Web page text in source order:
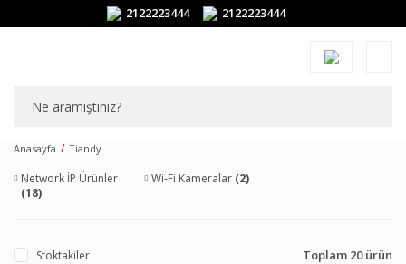
2122223444 2122223444
Anasayfa Tiandy
Network İP Ürünler
(18)
Wi-Fi Kameralar (2)
Stoktakiler Toplam 20 ürün